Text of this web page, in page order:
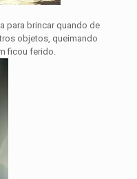
para brincar quando de
objetos, queimando
ficou ferido.